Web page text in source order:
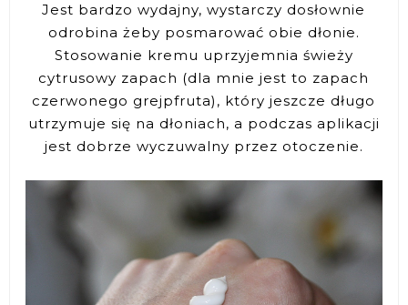
Jest bardzo wydajny, wystarczy dosłownie
odrobina żeby posmarować obie dłonie.
Stosowanie kremu uprzyjemnia świeży
cytrusowy zapach (dla mnie jest to zapach
czerwonego grejpfruta), który jeszcze długo
utrzymuje się na dłoniach, a podczas aplikacji
jest dobrze wyczuwalny przez otoczenie.